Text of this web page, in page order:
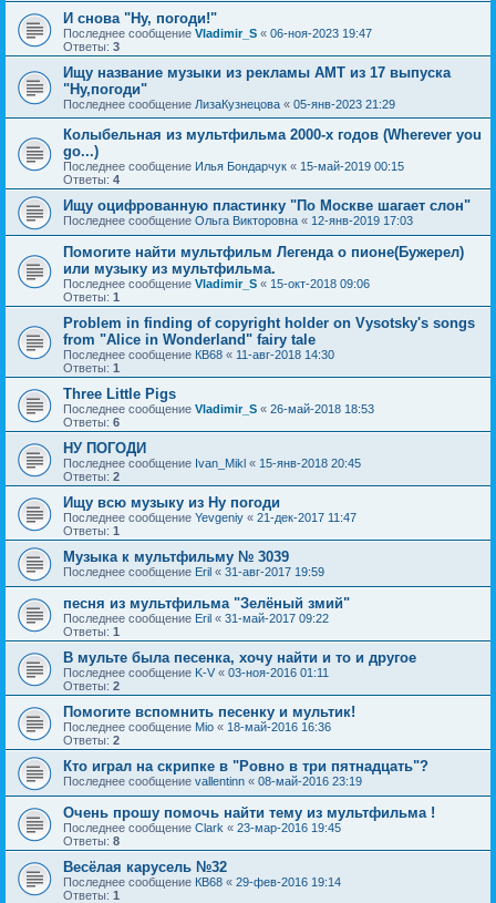
И снова "Ну, погоди!"
Последнее сообщение Vladimir_S « 06-ноя-2023 19:47
Ответы: 3
Ищу название музыки из рекламы АМТ из 17 выпуска
"Ну,погоди"
Последнее сообщение ЛизаКузнецова « 05-янв-2023 21:29
Колыбельная из мультфильма 2000-х годов (Wherever you
go...)
Последнее сообщение Илья Бондарчук « 15-май-2019 00:15
Ответы: 4
Ищу оцифрованную пластинку "По Москве шагает слон"
Последнее сообщение Ольга Викторовна « 12-янв-2019 17:03
Помогите найти мультфильм Легенда о пионе(Бужерел)
или музыку из мультфильма.
Последнее сообщение Vladimir_S « 15-окт-2018 09:06
Ответы: 1
Problem in finding of copyright holder on Vysotsky's songs
from "Alice in Wonderland" fairy tale
Последнее сообщение КВ68 « 11-авг-2018 14:30
Ответы: 1
Three Little Pigs
Последнее сообщение Vladimir_S « 26-май-2018 18:53
Ответы: 6
НУ ПОГОДИ
Последнее сообщение Ivan_Mikl « 15-янв-2018 20:45
Ответы: 2
Ищу всю музыку из Ну погоди
Последнее сообщение Yevgeniy « 21-дек-2017 11:47
Ответы: 1
Музыка к мультфильму № 3039
Последнее сообщение Eril « 31-авг-2017 19:59
песня из мультфильма "Зелёный змий"
Последнее сообщение Eril « 31-май-2017 09:22
Ответы: 1
В мульте была песенка, хочу найти и то и другое
Последнее сообщение K-V « 03-ноя-2016 01:11
Ответы: 2
Помогите вспомнить песенку и мультик!
Последнее сообщение Mio « 18-май-2016 16:36
Ответы: 2
Кто играл на скрипке в "Ровно в три пятнадцать"?
Последнее сообщение vallentinn « 08-май-2016 23:19
Очень прошу помочь найти тему из мультфильма !
Последнее сообщение Clark « 23-мар-2016 19:45
Ответы: 8
Весёлая карусель №32
Последнее сообщение КВ68 « 29-фев-2016 19:14
Ответы: 1